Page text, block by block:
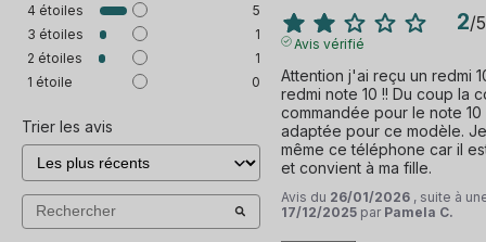
4 étoiles
5
3 étoiles
1
2 étoiles
1
1 étoile 0
Trier les avis
2/5
Avis vérifié
Attention j'ai reçu un redmi
redmi note 10 !! Du coup la
commandée pour le note
adaptée pour ce modèle.
même ce téléphone car il
et convient à ma fille.
Avis du 26/01/2026 , suite à
17/12/2025 par Pamela C.